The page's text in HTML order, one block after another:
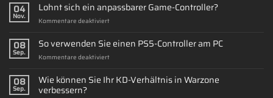
04
Nov.
Lohnt sich ein anpassbarer Game-Controller?
Kommentare deaktiviertfür
sich
ein
anpassbarer
Controller?
08
Sep.
So verwenden Sie einen PS5-Controller am PC
Kommentare deaktiviertfür
verwenden
Sie
08
Sep.
Wie können Sie Ihr KD-Verhältnis in Warzone
verbessern?